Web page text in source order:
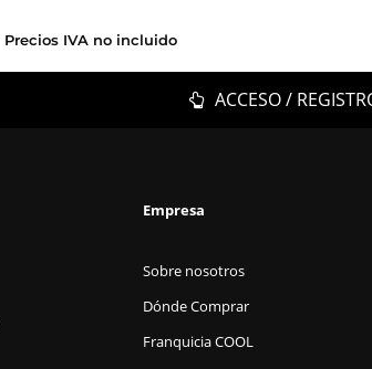
Precios IVA no incluido
ACCESO /
Empresa
Sobre nosotros
Dónde Comprar
Franquicia COOL